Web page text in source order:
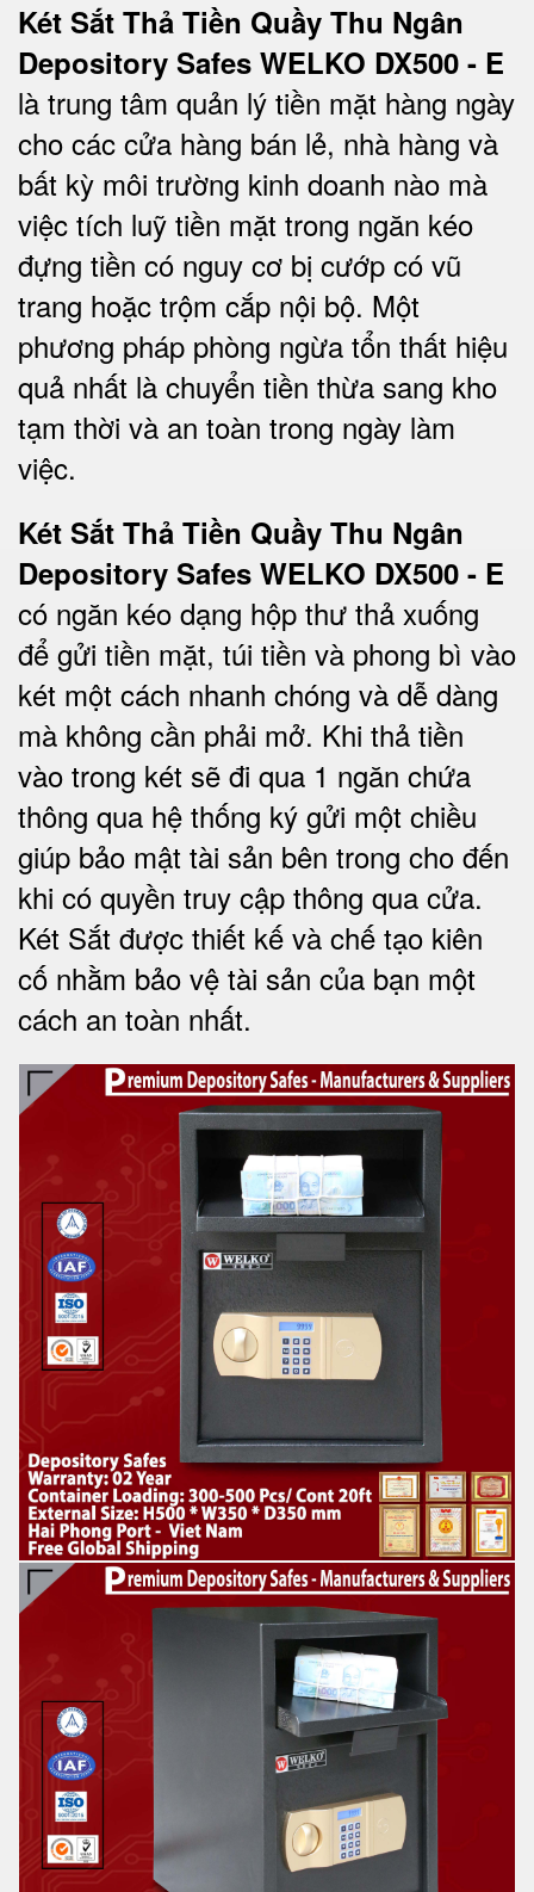
Két Sắt Thả Tiền Quầy Thu Ngân
Depository Safes WELKO DX500 - E
là trung tâm quản lý tiền mặt hàng ngày
cho các cửa hàng bán lẻ, nhà hàng và
bất kỳ môi trường kinh doanh nào mà
việc tích luỹ tiền mặt trong ngăn kéo
đựng tiền có nguy cơ bị cướp có vũ
trang hoặc trộm cắp nội bộ. Một
phương pháp phòng ngừa tổn thất hiệu
quả nhất là chuyển tiền thừa sang kho
tạm thời và an toàn trong ngày làm
việc.
Két Sắt Thả Tiền Quầy Thu Ngân
Depository Safes WELKO DX500 - E
có ngăn kéo dạng hộp thư thả xuống
để gửi tiền mặt, túi tiền và phong bì vào
két một cách nhanh chóng và dễ dàng
mà không cần phải mở. Khi thả tiền
vào trong két sẽ đi qua 1 ngăn chứa
thông qua hệ thống ký gửi một chiều
giúp bảo mật tài sản bên trong cho đến
khi có quyền truy cập thông qua cửa.
Két Sắt được thiết kế và chế tạo kiên
cố nhằm bảo vệ tài sản của bạn một
cách an toàn nhất.